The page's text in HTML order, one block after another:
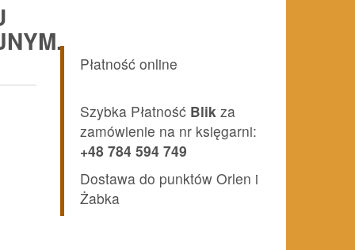
Płatność online
Szybka Płatność Blik za
zamówienie na nr księgarni:
+48 784 594 749
Dostawa do punktów Orlen i
Żabka